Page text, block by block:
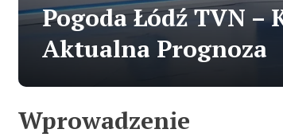
Pogoda Łódź TVN –
Aktualna Prognoza
Wprowadzenie